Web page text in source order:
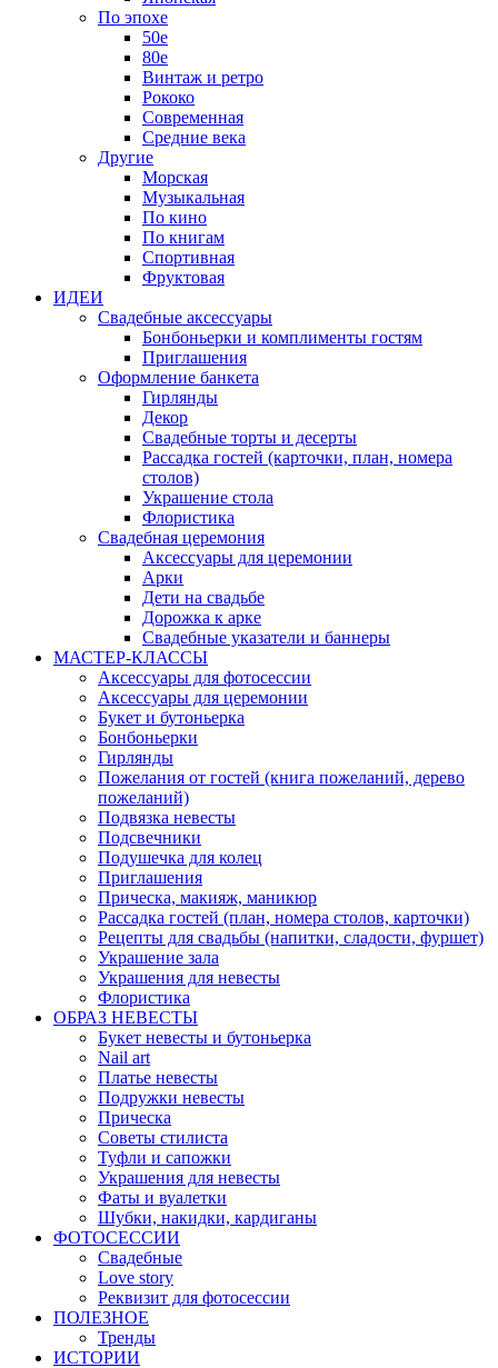
По эпохе
50е
80е
Винтаж и ретро
Рококо
Современная
Средние века
Другие
Морская
Музыкальная
По кино
По книгам
Спортивная
Фруктовая
ИДЕИ
Свадебные аксессуары
Бонбоньерки и комплименты гостям
Приглашения
Оформление банкета
Гирлянды
Декор
Свадебные торты и десерты
Рассадка гостей (карточки, план, номера
столов)
Украшение стола
Флористика
Свадебная церемония
Аксессуары для церемонии
Арки
Дети на свадьбе
Дорожка к арке
Свадебные указатели и баннеры
МАСТЕР-КЛАССЫ
Аксессуары для фотосессии
Аксессуары для церемонии
Букет и бутоньерка
Бонбоньерки
Гирлянды
Пожелания от гостей (книга пожеланий, дерево
пожеланий)
Подвязка невесты
Подсвечники
Подушечка для колец
Приглашения
Прическа, макияж, маникюр
Рассадка гостей (план, номера столов, карточки)
Рецепты для свадьбы (напитки, сладости, фуршет)
Украшение зала
Украшения для невесты
Флористика
ОБРАЗ НЕВЕСТЫ
Букет невесты и бутоньерка
Nail art
Платье невесты
Подружки невесты
Прическа
Советы стилиста
Туфли и сапожки
Украшения для невесты
Фаты и вуалетки
Шубки, накидки, кардиганы
ФОТОСЕССИИ
Свадебные
Love story
Реквизит для фотосессии
ПОЛЕЗНОЕ
Тренды
ИСТОРИИ